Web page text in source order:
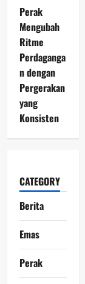
Perak
Mengubah
Ritme
Perdaganga
n dengan
Pergerakan
yang
Konsisten
CATEGORY
Berita
Emas
Perak